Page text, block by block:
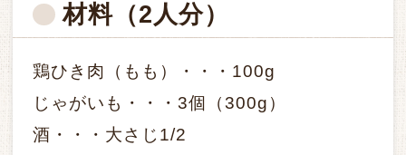
材料 （2人分）
鶏ひき肉（もも）・・・100g
じゃがいも・・・3個（300g）
酒・・・大さじ1/2